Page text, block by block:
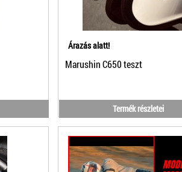
Árazás alatt!
Marushin C650 teszt
Termék részletei